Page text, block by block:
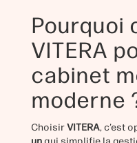
Pourquoi
VITERA
cabinet
moderne
ChoisirVITERA, c’est